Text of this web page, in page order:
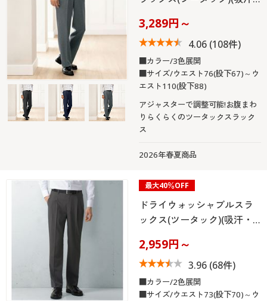
3,289円～
4.06(108件)
■カラー/3色展開
■サイズ/ウエスト76(股下67)～ウ
エスト110(股下88)
アジャスターで調整可能!お腹まわ
りらくらくのツータックスラック
ス
2026年春夏商品
最大40％OFF
ドライウォッシャブルスラ
ックス(ツータック)(吸汗・…
2,959円～
3.96(68件)
■カラー/2色展開
■サイズ/ウエスト73(股下70)～ウ